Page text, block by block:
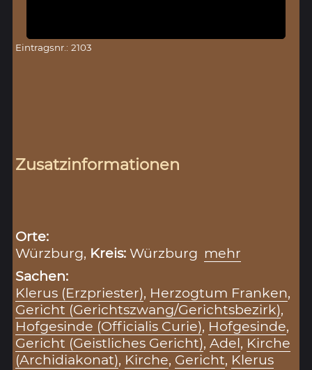
Eintragsnr.: 2103
Zusatzinformationen
Orte:
Würzburg, Kreis:Würzburg mehr
Sachen:
Klerus (Erzpriester), Herzogtum Franken,
Gericht (Gerichtszwang/Gerichtsbezirk),
Hofgesinde (Officialis Curie), Hofgesinde,
Gericht (Geistliches Gericht),Adel, Kirche
(Archidiakonat), Kirche, Gericht, Klerus